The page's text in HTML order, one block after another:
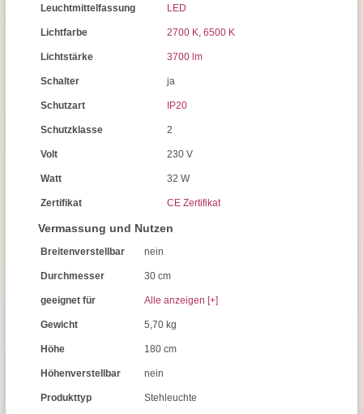
Leuchtmittelfassung LED
Lichtfarbe 2700 K, 6500 K
Lichtstärke 3700 lm
Schalter ja
Schutzart IP20
Schutzklasse 2
Volt 230 V
Watt 32 W
Zertifikat CE Zertifikat
Vermassung und Nutzen
Breitenverstellbar nein
Durchmesser 30 cm
geeignet für Alle anzeigen [+]
Gewicht 5,70 kg
Höhe 180 cm
Höhenverstellbar nein
Produkttyp Stehleuchte